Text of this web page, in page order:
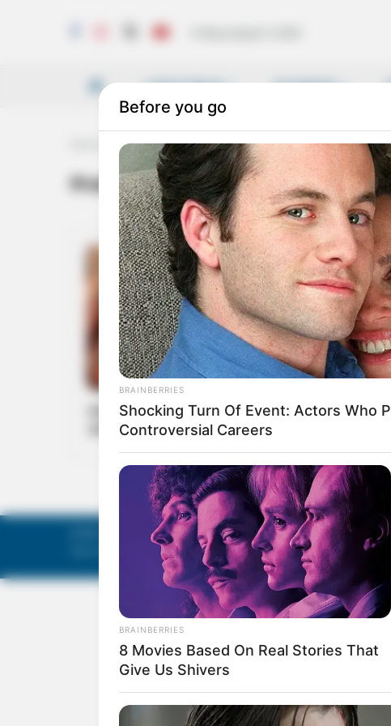
LATEST NEWS VICHARAM
Pravin Kood Shop
Pravin Kood Shop
ENTERTAINMENT
രണ്ട് ഫസ്റ്റ് ലുക്ക് പോസ്റ്ററുമായി ‘പ്രാവിന്‍ കൂട്
ഷാപ്പ് ‘
Mathruka Pracharanalayam Limited.
Ananthapuri Technologies.